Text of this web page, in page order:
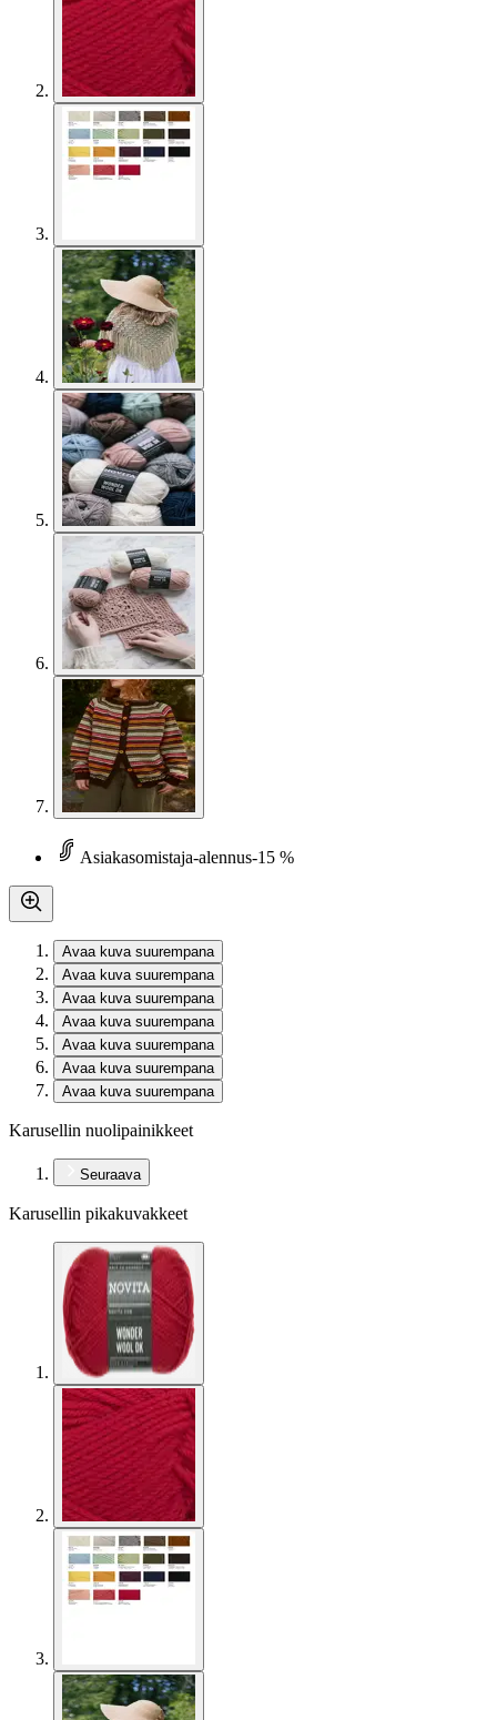
Asiakasomistaja-alennus-15 %
Avaa kuva suurempana
Avaa kuva suurempana
Avaa kuva suurempana
Avaa kuva suurempana
Avaa kuva suurempana
Avaa kuva suurempana
Avaa kuva suurempana
Karusellin nuolipainikkeet
Seuraava
Karusellin pikakuvakkeet